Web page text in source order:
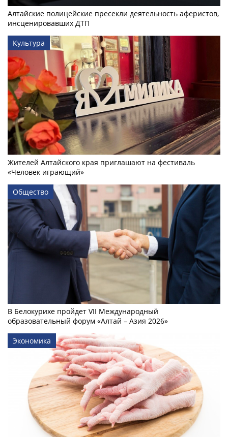
Алтайские полицейские пресекли деятельность аферистов,
инсценировавших ДТП
Культура
Жителей Алтайского края приглашают на фестиваль
«Человек играющий»
Общество
В Белокурихе пройдет VII Международный
образовательный форум «Алтай – Азия 2026»
Экономика